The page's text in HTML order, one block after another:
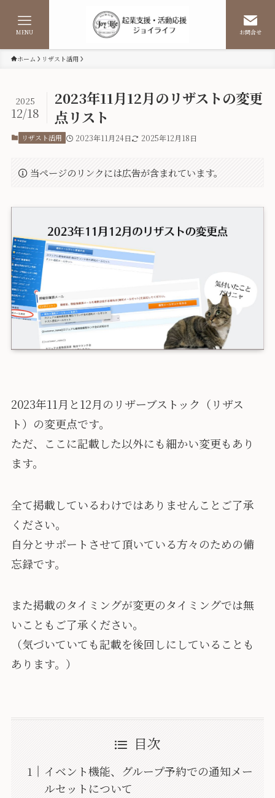
お問合せ
MENU
ホーム リザスト活用
2023年11月12月のリザストの変更
点リスト
2025
12/18
リザスト活用 2023年11月24日 2025年12月18日
当ページのリンクには広告が含まれています。
2023年11月と12月のリザーブストック（リザス
ト）の変更点です。
ただ、ここに記載した以外にも細かい変更もあり
ます。
全て掲載しているわけではありませんことご了承
ください。
自分とサポートさせて頂いている方々のための備
忘録です。
また掲載のタイミングが変更のタイミングでは無
いこともご了承ください。
（気づいていても記載を後回しにしていることも
あります。）
目次
イベント機能、グループ予約での通知メー
ルセットについて